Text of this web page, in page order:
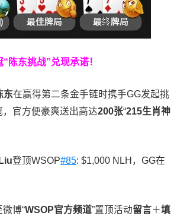
“陈东挑战”兑现承诺！
东在赢得第二条金手链时携手GG发起挑
官方便豪爽送出高达200张“215生肖神
登顶WSOP#85: $1,000 NLH，GG在
博“WSOP官方频道”置顶活动留言＋填